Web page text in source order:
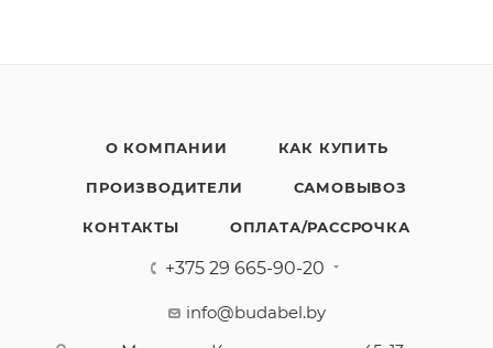
О КОМПАНИИ КАК КУПИТЬ
ПРОИЗВОДИТЕЛИ САМОВЫВОЗ
КОНТАКТЫ ОПЛАТА/РАССРОЧКА
+375 29 665-90-20
info@budabel.by